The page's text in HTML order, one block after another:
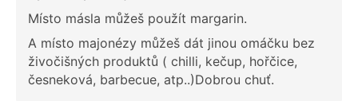
Místo másla můžeš použít margarin.
A místo majonézy můžeš dát jinou omáčku bez
živočišných produktů ( chilli, kečup, hořčice,
česneková, barbecue, atp..)Dobrou chuť.